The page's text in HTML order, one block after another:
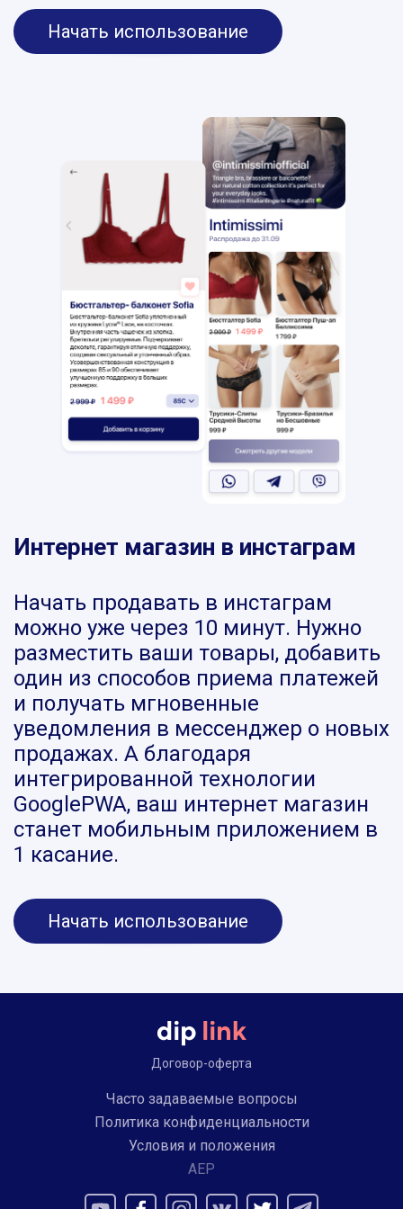
Начать использование
Интернет магазин в инстаграм
Начать продавать в инстаграм
можно уже через 10 минут. Нужно
разместить ваши товары, добавить
один из способов приема платежей
и получать мгновенные
уведомления в мессенджер о новых
продажах. А благодаря
интегрированной технологии
GooglePWA, ваш интернет магазин
станет мобильным приложением в
1 касание.
Начать использование
Договор-оферта
Часто задаваемые вопросы
Политика конфиденциальности
Условия и положения
AEP